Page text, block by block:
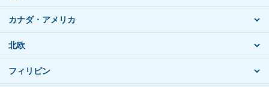
カナダ・アメリカ
北欧
フィリピン